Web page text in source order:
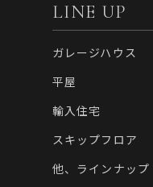
LINE UP
ガレージハウス
平屋
輸入住宅
スキップフロア
他、ラインナップ